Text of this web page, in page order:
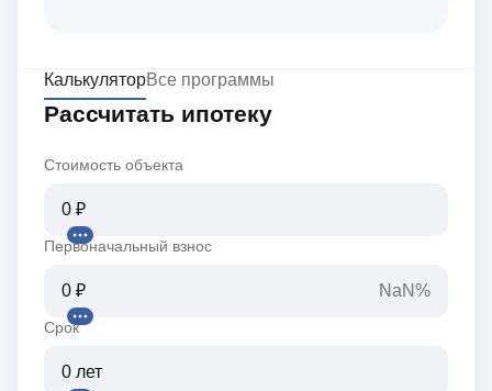
КалькуляторВсе программы
Рассчитать ипотеку
Стоимость объекта
Первоначальный взнос
NaN%
Срок